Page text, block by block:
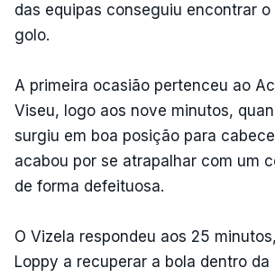
das equipas conseguiu encontrar
golo.
A primeira ocasião pertenceu ao
Viseu, logo aos nove minutos,
surgiu em boa posição para
acabou por se atrapalhar com um
de forma defeituosa.
O Vizela respondeu aos 25
Loppy a recuperar a bola dentro